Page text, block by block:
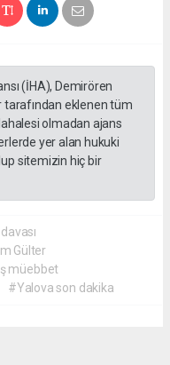
(İHA), Demirören
tarafından eklenen tüm
olmadan ajans
yer alan hukuki
sitemizin hiç bir
Gülter
müebbet
#Yalova son dakika